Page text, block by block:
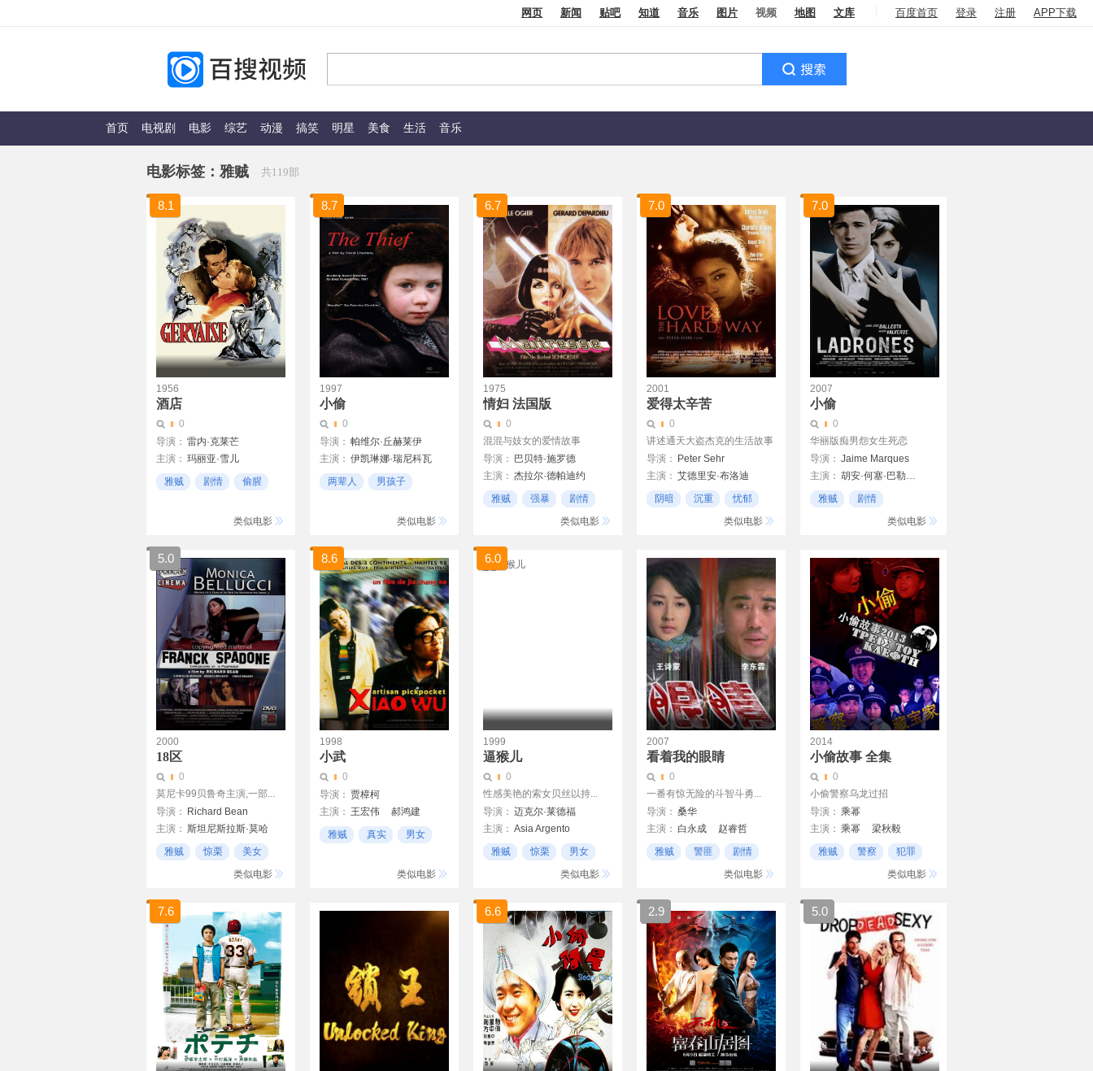
百度首页 登录 注册 APP下载
网页 新闻 贴吧 知道 音乐 图片 视频 地图 文库
首页 电视剧 电影 综艺 动漫 搞笑 明星 美食 生活 音乐
电影标签： 雅贼 共119部
8.1
1956
酒店
0
导演： 雷内·克莱芒
主演： 玛丽亚·雪儿
弗兰索斯·皮埃尔
雅贼 剧情 偷腥
类似电影
8.7
1997
小偷
0
导演： 帕维尔·丘赫莱伊
主演： 伊凯琳娜·瑞尼科瓦
米莎两辈人
男孩子
类似电影
6.7
1975
情妇 法国版
0
混混与妓女的爱情故事
导演：
巴贝特·施罗德
主演： 杰拉尔·德帕迪约
布鲁·欧吉尔
雅贼 强暴
剧情
类似电影
7.0
2001
爱得太辛苦
0
讲述通天大盗杰克的生活故事
导演：
Peter Sehr
主演： 艾德里安·布洛迪
米谢拉·康琳
帕姆·格里尔
阴暗 沉重
忧郁
类似电影
7.0
2007
小偷
0
华丽版痴男怨女生死恋
导演： Jaime Marques
主演：
胡安·何塞·巴勒斯塔
玛利亚·瓦沃德
雅贼
剧情
类似电影
5.0
2000
18区
0
莫尼卡99贝鲁奇主演,一部...
导演：
Richard Bean
主演： 斯坦尼斯拉斯·莫哈
莫妮卡·贝鲁奇
雅贼 惊栗
美女
类似电影
8.6
1998
小武
0
导演： 贾樟柯
主演： 王宏伟
郝鸿建
左雯璐
雅贼 真实 男女
类似电影
6.0
1999
逼猴儿
0
性感美艳的索女贝丝以持...
导演： 迈克尔·莱德福
主演： Asia Argento
Jared Harris
雅贼 惊栗
男女
类似电影
2007
看着我的眼睛
0
一番有惊无险的斗智斗勇...
导演： 桑华
主演： 白永成
赵睿哲
王诗蒙
李东霖
雅贼 警匪
剧情
类似电影
2014
小偷故事 全集
0
小偷警察乌龙过招
导演： 乘幂
主演： 乘幂
梁秋毅
关心雅贼 警察
犯罪
类似电影
7.6 6.6 2.9 5.0